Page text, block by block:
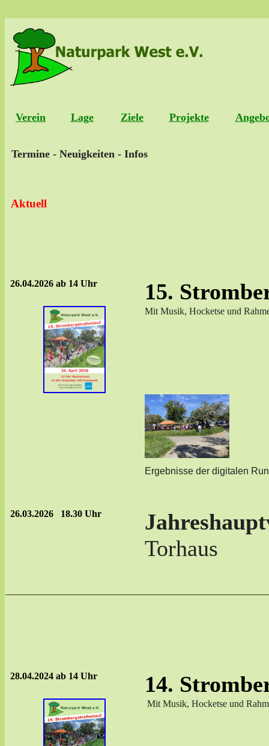
Verein Lage Ziele Projekte
Termine - Neuigkeiten - Infos
Aktuell
26.04.2026 ab 14 Uhr 15.
Mit Musik, Hocketse und
Ergebnisse der digitalen
26.03.2026 18.30 Uhr
Torhaus
28.04.2024 ab 14 Uhr 14.
Mit Musik, Hocketse und